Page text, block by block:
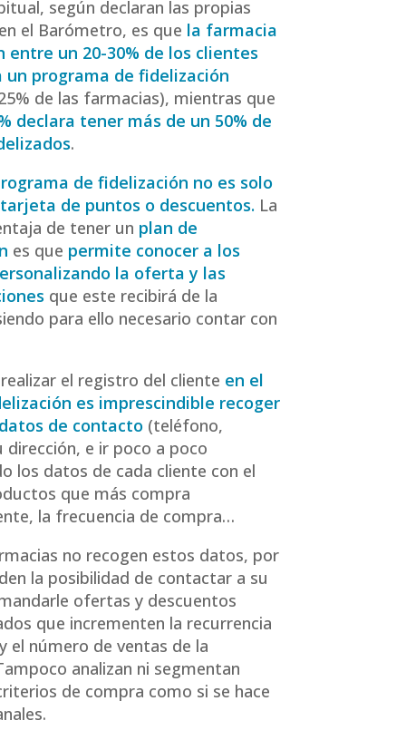
según declaran las propias
el Barómetro, es que la farmacia
entre un 20-30% de los clientes
un programa de fidelización
de las farmacias), mientras que
declara tener más de un 50% de
.
de fidelización no es solo
de puntos o descuentos. La
de tener un plan de
es que permite conocer a los
la oferta y las
que este recibirá de la
para ello necesario contar con
el registro del cliente en el
es imprescindible recoger
de contacto (teléfono,
dirección, e ir poco a poco
los datos de cada cliente con el
que más compra
la frecuencia de compra…
no recogen estos datos, por
la posibilidad de contactar a su
ofertas y descuentos
que incrementen la recurrencia
el número de ventas de la
analizan ni segmentan
de compra como si se hace